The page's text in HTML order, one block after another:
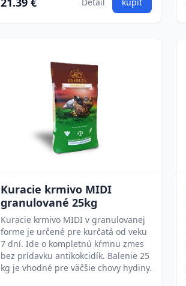
Kuracie krmivo MIDI
granulované 25kg
Kuracie krmivo MIDI v granulovanej
forme je určené pre kurčatá od veku
7 dní. Ide o kompletnú kŕmnu zmes
bez prídavku antikokcidík. Balenie 25
kg je vhodné pre väčšie chovy hydiny.